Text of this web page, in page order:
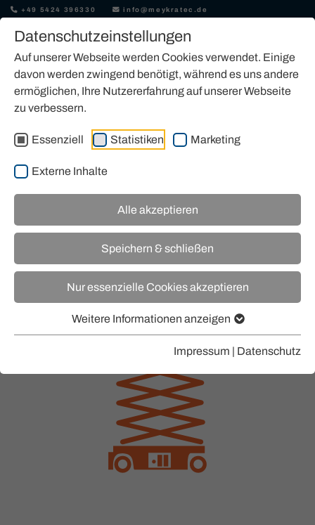
Datenschutzeinstellungen
Auf unserer Webseite werden Cookies verwendet. Einige
davon werden zwingend benötigt, während es uns andere
ermöglichen, Ihre Nutzererfahrung auf unserer Webseite
zu verbessern.
Essenziell Statistiken Marketing
Externe Inhalte
Alle akzeptieren
Speichern & schließen
Nur essenzielle Cookies akzeptieren
Weitere Informationen anzeigen
Impressum | Datenschutz
+49 5424 396330 info@meykratec.de
ARBEITSBÜHNE KAUFEN
Unser Angebot an Arbeitsbühnen